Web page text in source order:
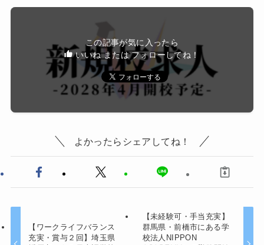
この記事が気に入ったら
いいね または フォローしてね！
よかったらシェアしてね！
【ワークライフバランス
充実・賞与２回】埼玉県
【未経験可・手当充実】
群馬県・前橋市にある学
校法人NIPPON